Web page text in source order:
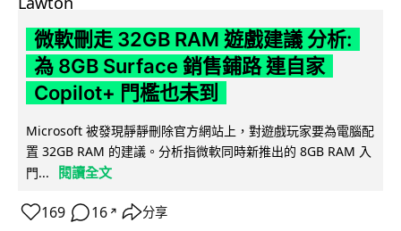
微軟刪走 32GB RAM 遊戲建議 分析:
為 8GB Surface 銷售鋪路 連自家
Copilot+ 門檻也未到
Microsoft 被發現靜靜刪除官方網站上，對遊戲玩家要為電腦配
置 32GB RAM 的建議。分析指微軟同時新推出的 8GB RAM 入
門...
閱讀全文
169 16 ↗ 分享